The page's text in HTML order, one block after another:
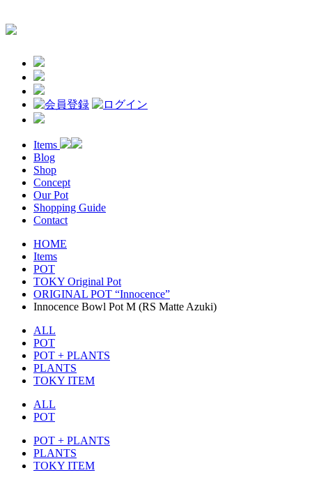
Items
Blog
Shop
Concept
Our Pot
Shopping Guide
Contact
HOME
Items
POT
TOKY Original Pot
ORIGINAL POT “Innocence”
Innocence Bowl Pot M (RS Matte Azuki)
ALL
POT
POT + PLANTS
PLANTS
TOKY ITEM
ALL
POT
POT + PLANTS
PLANTS
TOKY ITEM